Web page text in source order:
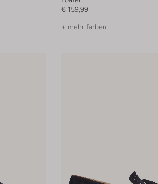
€ 159,99
+ mehr farben